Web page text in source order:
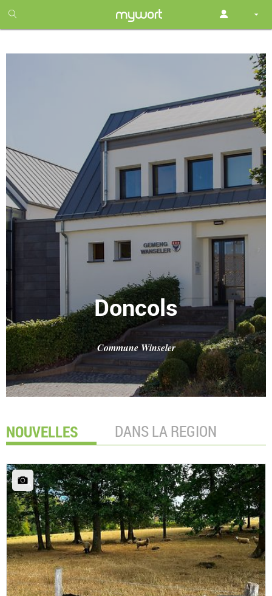
month
free
Doncols
Commune Winseler
NOUVELLES DANS LA REGION